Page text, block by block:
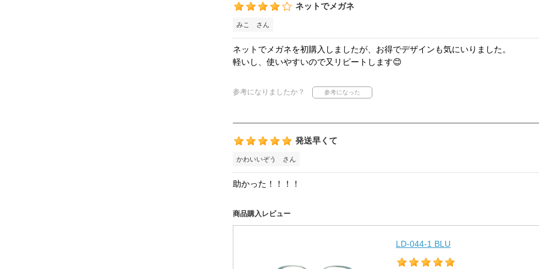
ネットでメガネ
みこ さん
ネットでメガネを初購入しましたが、お得でデザインも気にいりました。
軽いし、使いやすいので又リピートします😊
参考になりましたか？
発送早くて
かわいいぞう さん
助かった！！！！
商品購入レビュー
LD-044-1 BLU